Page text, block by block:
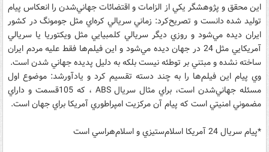
اين محقق و پژوهشگر يکي از الزامات و اقتضائات جهاني‌شدن را انعکاس پيام
توليد شده دانست و تصريح‌کرد: زماني سريالي کره‌اي مثل جومونگ در کشور
ايران ديده مي‌شود و روزي ديگر سريالي کلمبيايي مثل ويکتوريا يا سريالي
آمريکايي مثل 24 در جهان ديده مي‌شود و اين فيلم‌ها فقط عليه مردم ايران
ساخته نشده و مبتني بر توطئه نيست بلکه به دليل پديده جهاني شدن است.
وي پيام اين فيلم‌ها را به چند دسته تقسيم کرد و يادآورشد: موضوع اول
مسئله جهاني‌شدن است، براي مثال سريال ABS ، که 105قسمت و داراي
مضموني امنيتي است که پيام آن مرکزيت امپراطوري آمريکا براي جهان است.
*پيام سريال 24 آمريکا اسلام‌ستيزي و اسلام‌هراسي است